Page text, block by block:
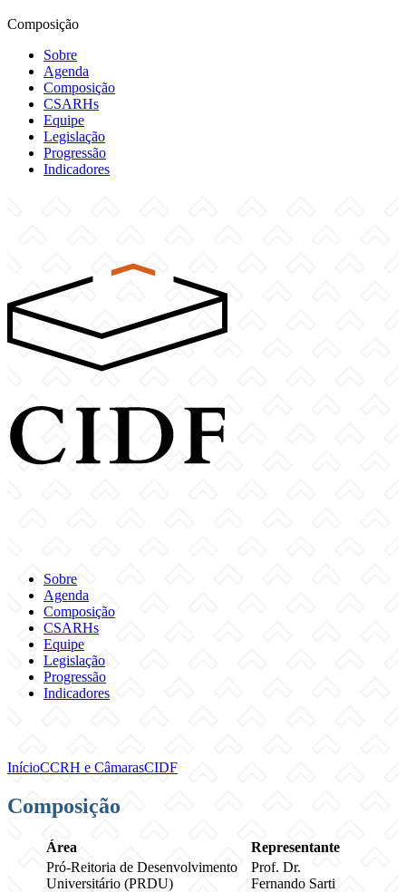
Composição
Sobre
Agenda
Composição
CSARHs
Equipe
Legislação
Progressão
Indicadores
Sobre
Agenda
Composição
CSARHs
Equipe
Legislação
Progressão
Indicadores
InícioCCRH e CâmarasCIDF
Composição
Área
Representante
Pró-Reitoria de Desenvolvimento
Universitário (PRDU)
Prof. Dr.
Fernando Sarti